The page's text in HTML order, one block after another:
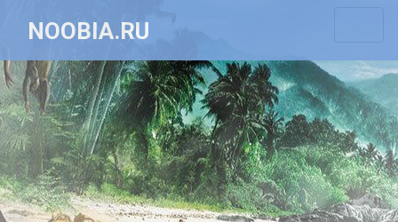
NOOBIA.RU